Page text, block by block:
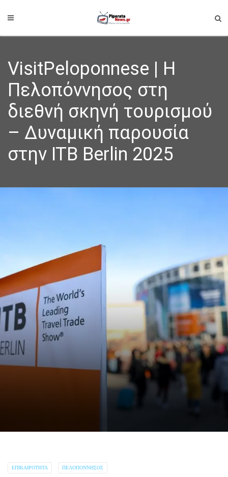
VisitPeloponnese | Η
Πελοπόννησος στη
διεθνή σκηνή τουρισμού
– Δυναμική παρουσία
στην ITB Berlin 2025
ΕΠΙΚΑΙΡΌΤΗΤΑ ΠΕΛΟΠΌΝΝΗΣΟΣ